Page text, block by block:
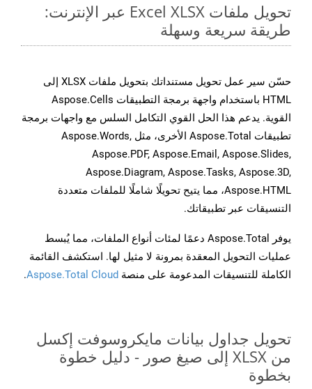
تحويل ملفات Excel XLSX عبر الإنترنت:
طريقة سريعة وسهلة
حسّن سير عمل تحويل مستنداتك بتحويل ملفات XLSX إلى
HTML باستخدام واجهة برمجة التطبيقات Aspose.Cells
القوية. يدعم هذا الحل القوي التكامل السلس مع واجهات برمجة
تطبيقات Aspose.Total الأخرى، مثل Aspose.Words,
Aspose.PDF, Aspose.Email, Aspose.Slides,
Aspose.Diagram, Aspose.Tasks, Aspose.3D,
Aspose.HTML، مما يتيح تحويلًا شاملًا للملفات متعددة
التنسيقات عبر تطبيقاتك.
يوفر Aspose.Total دعمًا لمئات أنواع الملفات، مما يُبسط
عمليات التحويل المعقدة بمرونة لا مثيل لها. استكشف القائمة
الكاملة للتنسيقات المدعومة على منصة Aspose.Total Cloud
.
تحويل جداول بيانات مايكروسوفت إكسل
من XLSX إلى صيغ صور - دليل خطوة
بخطوة